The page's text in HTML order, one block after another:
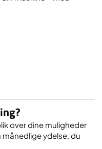
over dine muligheder
ydelse, du